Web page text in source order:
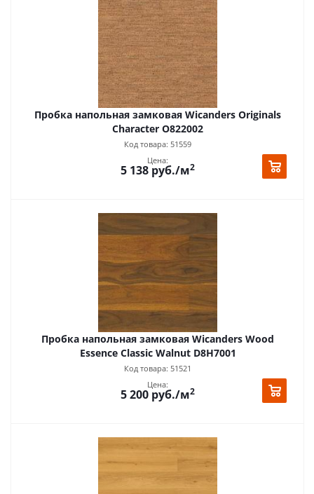
Пробка напольная замковая Wicanders Originals
Character O822002
Код товара: 51559
Цена:
5 138 руб./м2
Пробка напольная замковая Wicanders Wood
Essence Classic Walnut D8H7001
Код товара: 51521
Цена:
5 200 руб./м2